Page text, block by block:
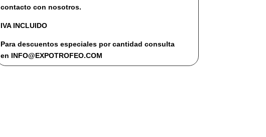
contacto con nosotros.
IVA INCLUIDO
Para descuentos especiales por cantidad consulta
en INFO@EXPOTROFEO.COM